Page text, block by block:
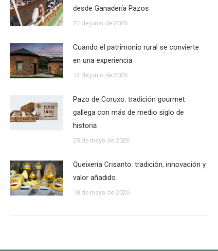
desde Ganadería Pazos
22 de junio de 2026
Cuando el patrimonio rural se convierte
en una experiencia
13 de junio de 2026
Pazo de Coruxo: tradición gourmet
gallega con más de medio siglo de
historia
25 de mayo de 2026
Queixería Crisanto: tradición, innovación y
valor añadido
18 de mayo de 2026